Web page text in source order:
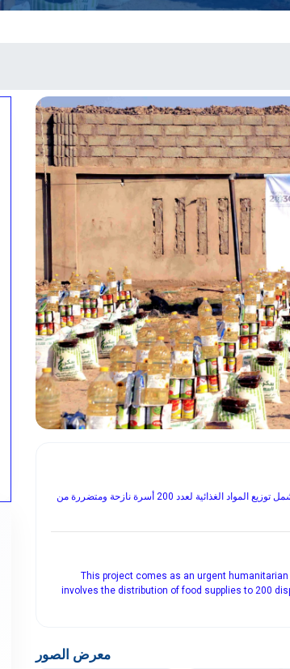
يأتي هذا المشروع كاستجابة عاجلة لإغاثة النازحين والمتضررين في اليمن، والذي يشمل توزيع المواد الغذائية لعدد 200 أسرة نازحة ومتضررة من
This project comes as an urgent
involves the distribution of food supplies to 200
معرض الصور